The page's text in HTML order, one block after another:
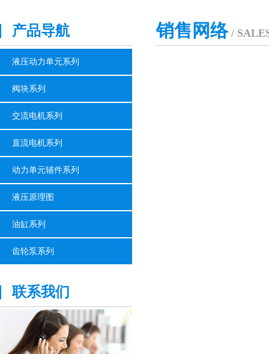
产品导航
液压动力单元系列
阀块系列
交流电机系列
直流电机系列
动力单元辅件系列
液压原理图
油缸系列
齿轮泵系列
联系我们
销售网络/